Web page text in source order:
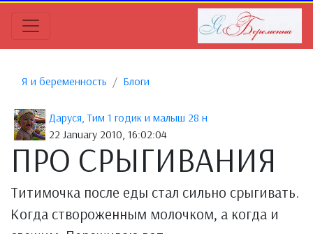
Я и беременность Блоги
Даруся, Тим 1 годик и малыш 28 н
22 January 2010, 16:02:04
ПРО СРЫГИВАНИЯ
Титимочка после еды стал сильно срыгивать.
Когда створоженным молочком, а когда и